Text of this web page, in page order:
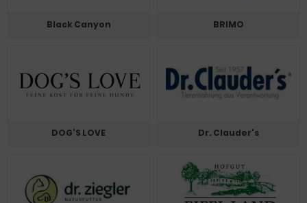
Black Canyon BRIMO
DOG'S LOVE Dr. Clauder's